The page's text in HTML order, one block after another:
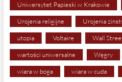
Uniwersytet Papieski w Krakowie
Urojenia religijne Urojenia
utopia Voltaire Wall
wartości uniwersalne Węgry
wiara w boga wiara w cuda